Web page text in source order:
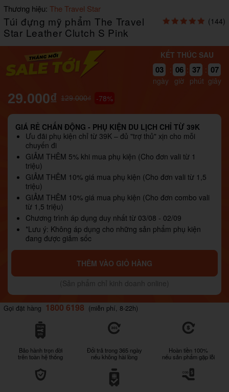
Item
1
of
10
Thương hiệu: The Travel Star
Túi đựng mỹ phẩm The Travel
Star Leather Clutch S Pink
(144)
KẾT THÚC SAU
03
ngày
: 06
giờ
: 37
phút
:
07
06
giây
29.000₫ 129.000₫ -78%
GIÁ RẺ CHẤN ĐỘNG - PHỤ KIỆN DU LỊCH CHỈ TỪ 39K
Ưu đãi phụ kiện chỉ từ 39K – đủ "trợ thủ" xịn cho mỗi
chuyến đi
GIẢM THÊM 5% khi mua phụ kiện (Cho đơn vali từ 1
triệu)
GIẢM THÊM 10% giá mua phụ kiện (Cho đơn vali từ 1,5
triệu)
GIẢM THÊM 10% giá mua phụ kiện (Cho đơn combo vali
từ 1,5 triệu)
Chương trình áp dụng duy nhất từ 03/08 - 02/09
*Lưu ý: Không áp dụng cho những sản phẩm phụ kiện
đang được giảm sốc
THÊM VÀO GIỎ HÀNG
(Sản phẩm chỉ kinh doanh online)
Gọi đặt hàng 1800 6198 (miễn phí, 8-22h)
Bảo hành trọn đời
trên toàn hệ thống
Đổi trả trong 365 ngày
nếu không hài lòng
Hoàn tiền 100%
nếu sản phẩm gặp lỗi